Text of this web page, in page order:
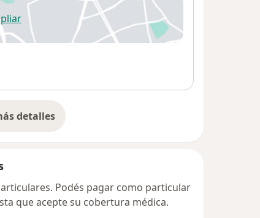
se abre en una nueva pestaña
detalles
sobre la dirección
Podés pagar como particular
que acepte su cobertura médica.